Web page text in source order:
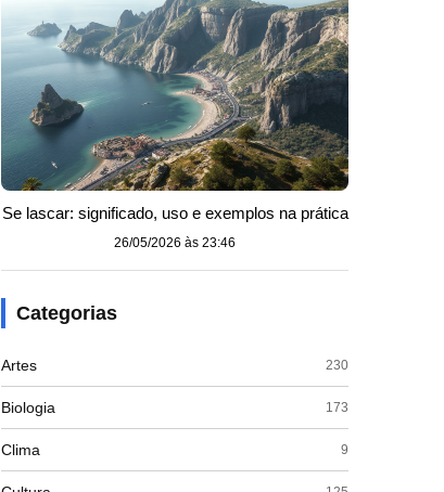
Se lascar: significado, uso e exemplos na prática
26/05/2026 às 23:46
Categorias
Artes 230
Biologia 173
Clima 9